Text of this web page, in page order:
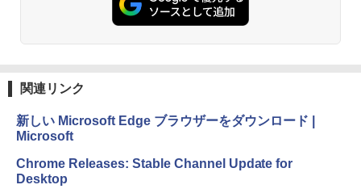
関連リンク
新しい Microsoft Edge ブラウザーをダウンロード |
Microsoft
Chrome Releases: Stable Channel Update for
Desktop